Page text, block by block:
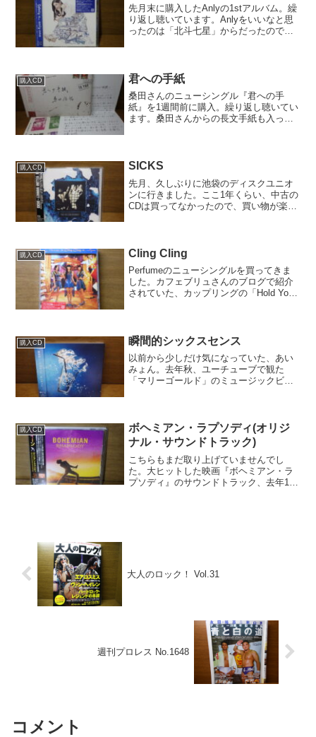
先月末に購入したAnlyの1stアルバム。繰
り返し聴いています。Anlyをいいなと思
ったのは「北斗七星」からだったので、
流れにゾ...
購入CD 君への手紙
桑田さんのニューシングル『君への手
紙』を1週間前に購入。繰り返し聴いてい
ます。桑田さんからの長文手紙も入って
れていますが、それぞれ...
購入CD SICKS
先月、久しぶりに池袋のディスクユニオ
ンに行きました。ここ1年くらい、中古の
CDは買ってなかったので、買い物が楽し
ナルアルバ...
購入CD Cling Cling
Perfumeのニューシングルを買ってきま
した。カフェブリュさんのブログで紹介
されていた、カップリングの「Hold Your
購入CD 瞬間的シックスセンス
以前から少しだけ気になっていた、あい
みょん。去年秋、ユーチューブで観た
「マリーゴールド」のミュージックビデ
やく最近聴き始めました。...
購入CD
ボヘミアン・ラプソディ(オリジ
ナル・サウンドトラック)
こちらもまだ取り上げていませんでし
た。大ヒットした映画『ボヘミアン・ラ
プソディ』のサウンドトラック、去年10
大人のロック！ Vol.31
週刊プロレス No.1648
コメント